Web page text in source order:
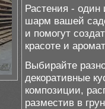
Растения - один
шарм вашей
и помогут
красоте и
Выбирайте
декоративные
композиции,
разместив в